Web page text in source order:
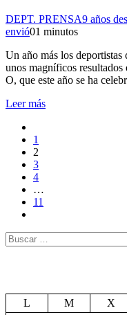
DEPT. PRENSA9 años
envió01 minutos
Un año más los
unos magníficos
O, que este año se ha
Leer más
1
2
3
4
…
11
Buscar:
L
M X